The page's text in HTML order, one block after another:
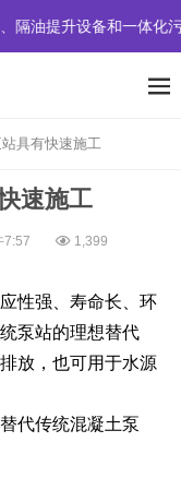
油提升设备和一体化
具有快速施工
速施工
7:57 1,399
性强、寿命长、环
泵站的理想替代
放，也可用于水源
代传统混凝土泵